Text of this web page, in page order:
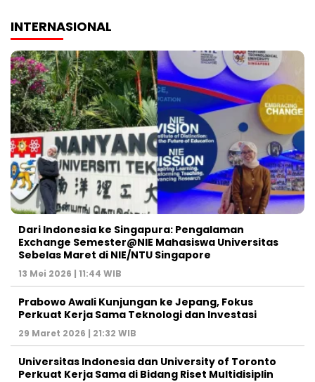
INTERNASIONAL
Dari Indonesia ke Singapura: Pengalaman
Exchange Semester@NIE Mahasiswa Universitas
Sebelas Maret di NIE/NTU Singapore
13 Mei 2026 | 11:44 WIB
Prabowo Awali Kunjungan ke Jepang, Fokus
Perkuat Kerja Sama Teknologi dan Investasi
29 Maret 2026 | 21:32 WIB
Universitas Indonesia dan University of Toronto
Perkuat Kerja Sama di Bidang Riset Multidisiplin